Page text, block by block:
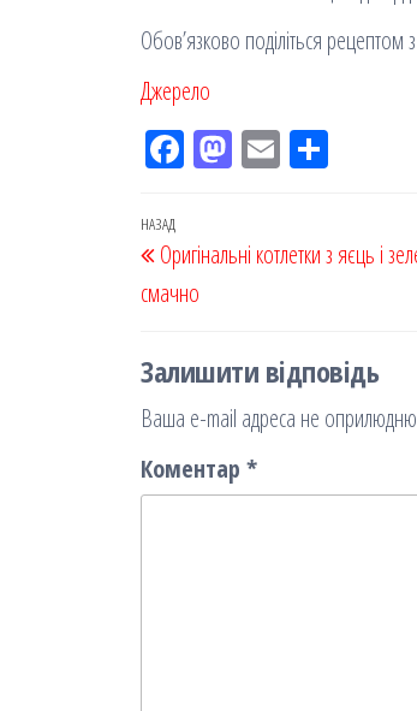
Обов’язково поділіться рецептом
Джерело
Fac
k
M
on
Em
ис
Навігація
записів
Попередній
запис
НАЗАД
Оригінальні котлетки з яєць і
смачно
Залишити відповідь
Ваша e-mail адреса не
Коментар *